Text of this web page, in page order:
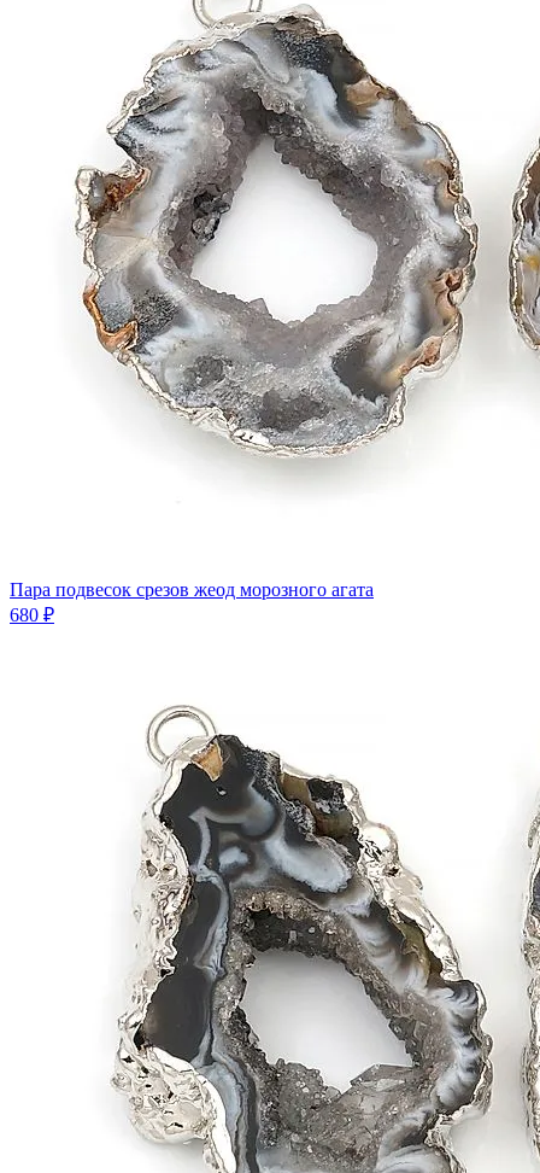
Пара подвесок срезов жеод морозного агата
680 ₽